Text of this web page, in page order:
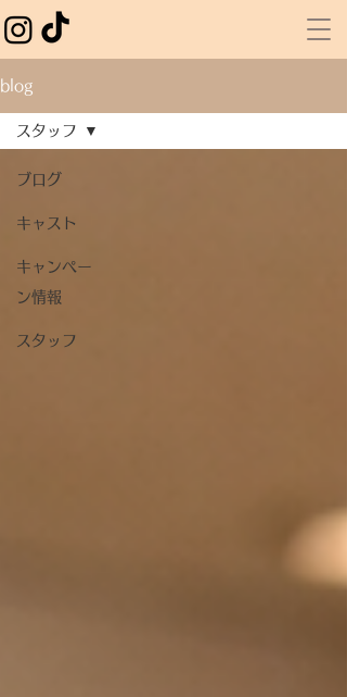
blog
ブログ
キャスト
キャンペー
ン情報
スタッフ
スタッフ